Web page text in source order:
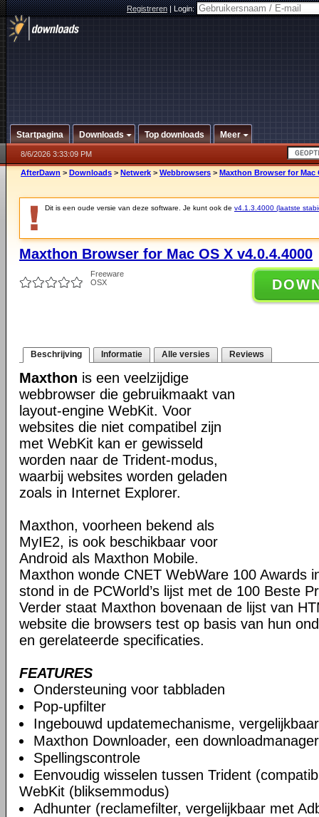
Registreren|Login:
Startpagina Downloads Top downloads Meer
8/6/2026 3:33:09 PM
AfterDawn > Downloads > Netwerk > Webbrowsers > Maxthon Browser for Mac
Dit is een oude versie van deze software. Je kunt ook de v4.1.3.4000 (laatste
Maxthon Browser for Mac OS X v4.0.4.4000
Freeware
OSX
Beschrijving Informatie Alle versies Reviews
Maxthon is een veelzijdige
webbrowser die gebruikmaakt van
layout-engine WebKit. Voor
websites die niet compatibel zijn
met WebKit kan er gewisseld
worden naar de Trident-modus,
waarbij websites worden geladen
zoals in Internet Explorer.
Maxthon, voorheen bekend als
MyIE2, is ook beschikbaar voor
Android als Maxthon Mobile.
Maxthon wonde CNET WebWare 100 Awards
stond in de PCWorld’s lijst met de 100 Beste
Verder staat Maxthon bovenaan de lijst van
website die browsers test op basis van hun
en gerelateerde specificaties.
FEATURES
Ondersteuning voor tabbladen
Pop-upfilter
Ingebouwd updatemechanisme,
Maxthon Downloader, een downloadmanager
Spellingscontrole
Eenvoudig wisselen tussen Trident
WebKit (bliksemmodus)
Adhunter (reclamefilter, vergelijkbaar met